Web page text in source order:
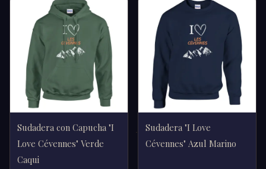
Sudadera con Capucha "I
Love Cévennes" Verde
Caqui
Sudadera "I Love
Cévennes" Azul Marino